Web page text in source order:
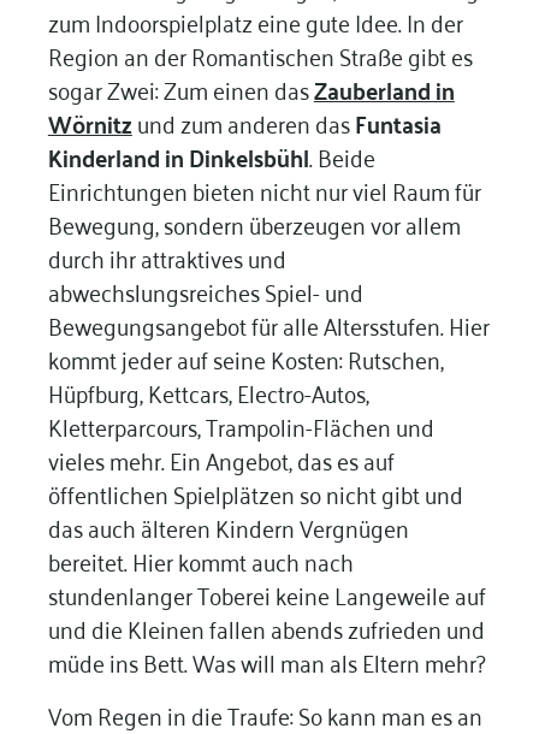
zum Indoorspielplatz eine gute Idee. In der
Region an der Romantischen Straße gibt es
sogar Zwei: Zum einen dasZauberland in
Wörnitzund zum anderen dasFuntasia
Kinderland in Dinkelsbühl. Beide
Einrichtungen bieten nicht nur viel Raum für
Bewegung, sondern überzeugen vor allem
durch ihr attraktives und
abwechslungsreiches Spiel- und
Bewegungsangebot für alle Altersstufen. Hier
kommt jeder auf seine Kosten: Rutschen,
Hüpfburg, Kettcars, Electro-Autos,
Kletterparcours, Trampolin-Flächen und
vieles mehr. Ein Angebot, das es auf
öffentlichen Spielplätzen so nicht gibt und
das auch älteren Kindern Vergnügen
bereitet. Hier kommt auch nach
stundenlanger Toberei keine Langeweile auf
und die Kleinen fallen abends zufrieden und
müde ins Bett. Was will man als Eltern mehr?
Vom Regen in die Traufe: So kann man es an